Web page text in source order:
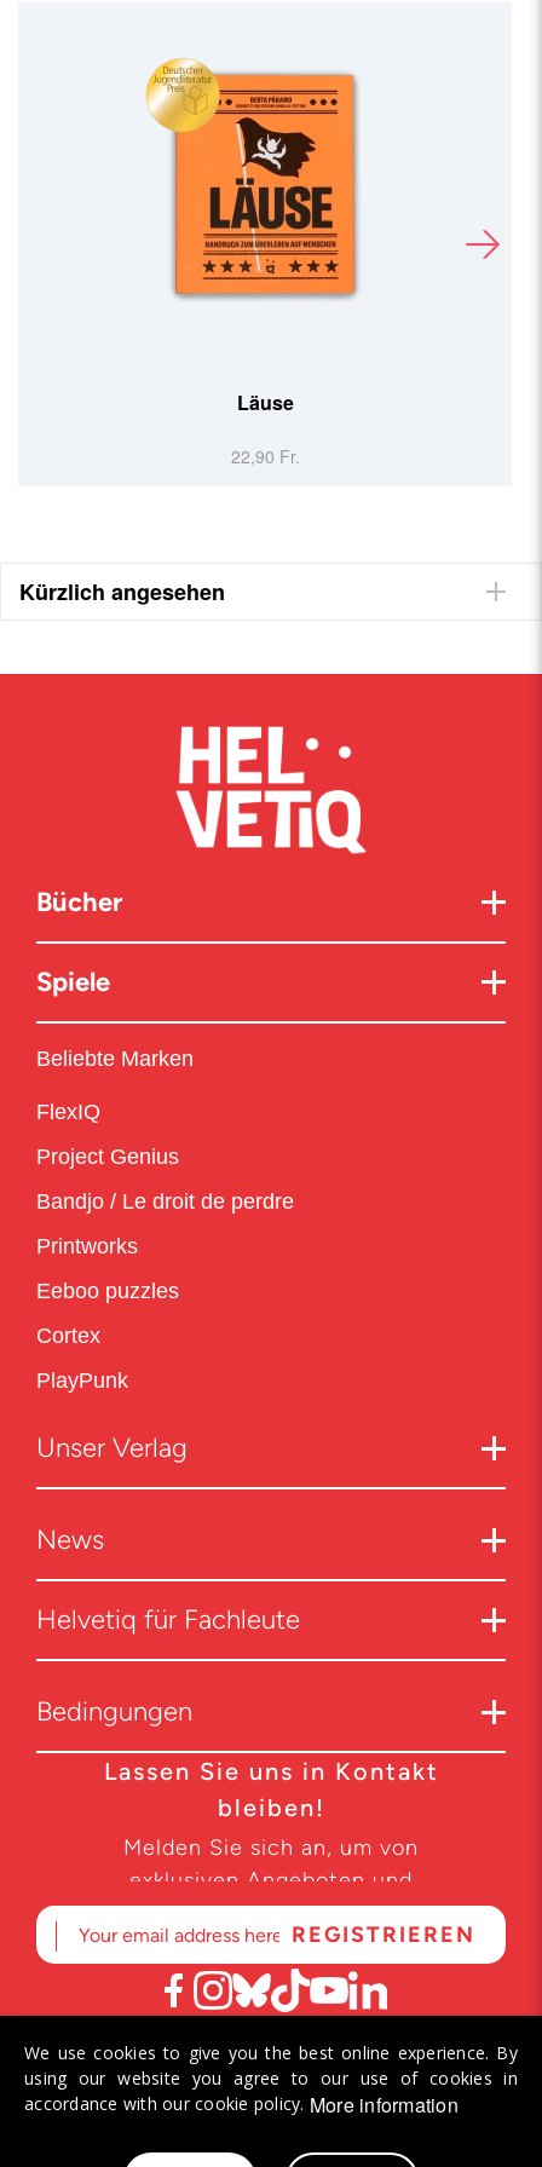
Läuse
22,90 Fr.
Kürzlich angesehen
Bücher
Spiele
Beliebte Marken
FlexIQ
Project Genius
Bandjo / Le droit de perdre
Printworks
Eeboo puzzles
Cortex
PlayPunk
Unser Verlag
News
Helvetiq für Fachleute
Bedingungen
Lassen Sie uns in Kontakt
bleiben!
Melden Sie sich an, um von
exklusiven Angeboten und
Produktneuheiten zu erfahren.
© 2026 Helvetiq SA. Alle Rechte vorbehalten.
We use cookies to give you the best online experience. By
using our website you agree to our use of cookies in
accordance with our cookie policy. More information